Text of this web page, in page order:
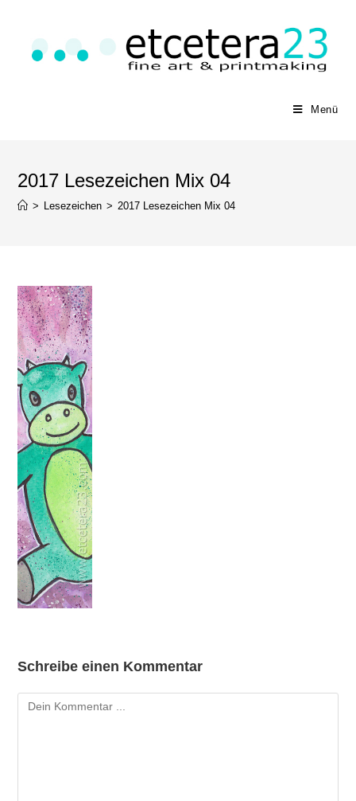
Menü
2017 Lesezeichen Mix 04
> Lesezeichen > 2017 Lesezeichen Mix 04
Schreibe einen Kommentar